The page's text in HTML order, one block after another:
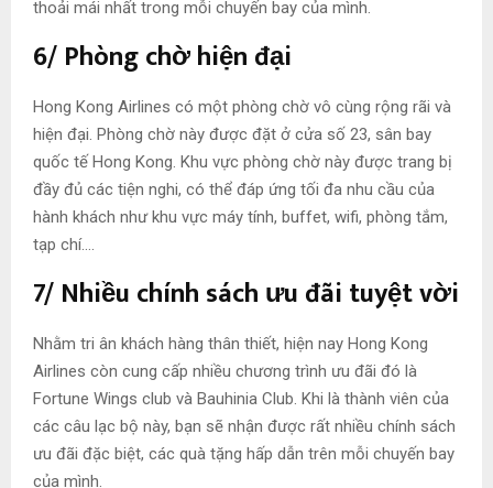
thoải mái nhất trong mỗi chuyến bay của mình.
6/ Phòng chờ hiện đại
Hong Kong Airlines có một phòng chờ vô cùng rộng rãi và
hiện đại. Phòng chờ này được đặt ở cửa số 23, sân bay
quốc tế Hong Kong. Khu vực phòng chờ này được trang bị
đầy đủ các tiện nghi, có thể đáp ứng tối đa nhu cầu của
hành khách như khu vực máy tính, buffet, wifi, phòng tắm,
tạp chí….
7/ Nhiều chính sách ưu đãi tuyệt vời
Nhằm tri ân khách hàng thân thiết, hiện nay Hong Kong
Airlines còn cung cấp nhiều chương trình ưu đãi đó là
Fortune Wings club và Bauhinia Club. Khi là thành viên của
các câu lạc bộ này, bạn sẽ nhận được rất nhiều chính sách
ưu đãi đặc biệt, các quà tặng hấp dẫn trên mỗi chuyến bay
của mình.